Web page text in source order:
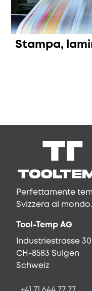
Stampa,
Perfettamente
Svizzera al mondo.
Tool-Temp AG
Industriestrasse 30
CH-8583 Sulgen
Schweiz